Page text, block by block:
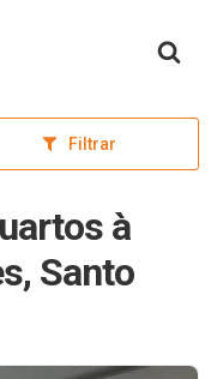
Filtrar
à
Santo